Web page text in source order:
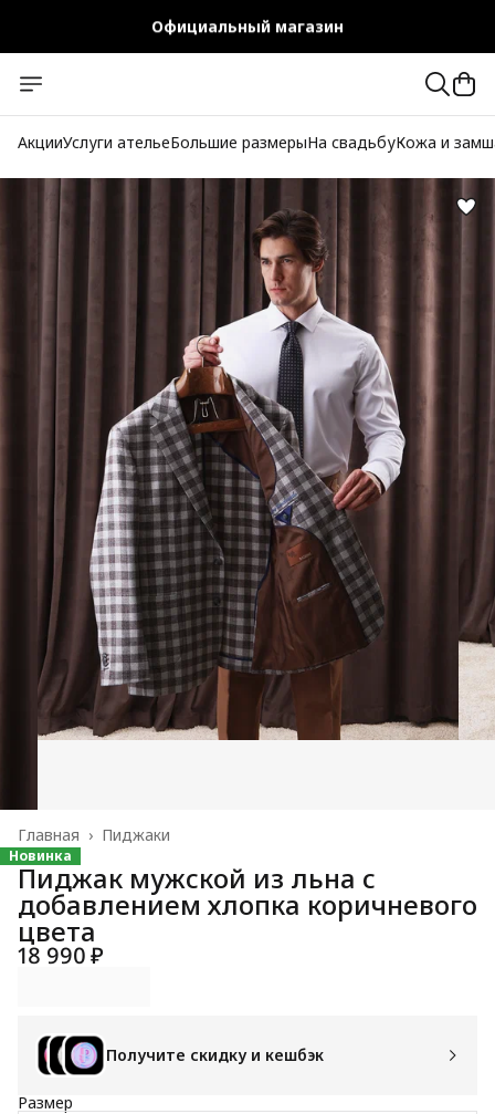
Официальный магазин
Бесплатная доставка при заказе от 10 000 руб.
АкцииУслуги ательеБольшие размерыНа свадьбуКожа и
Пиджаки
Главная ›
Новинка
Пиджак мужской из льна с
добавлением хлопка коричневого
цвета
18 990 ₽
Получите скидку и кешбэк
Размер